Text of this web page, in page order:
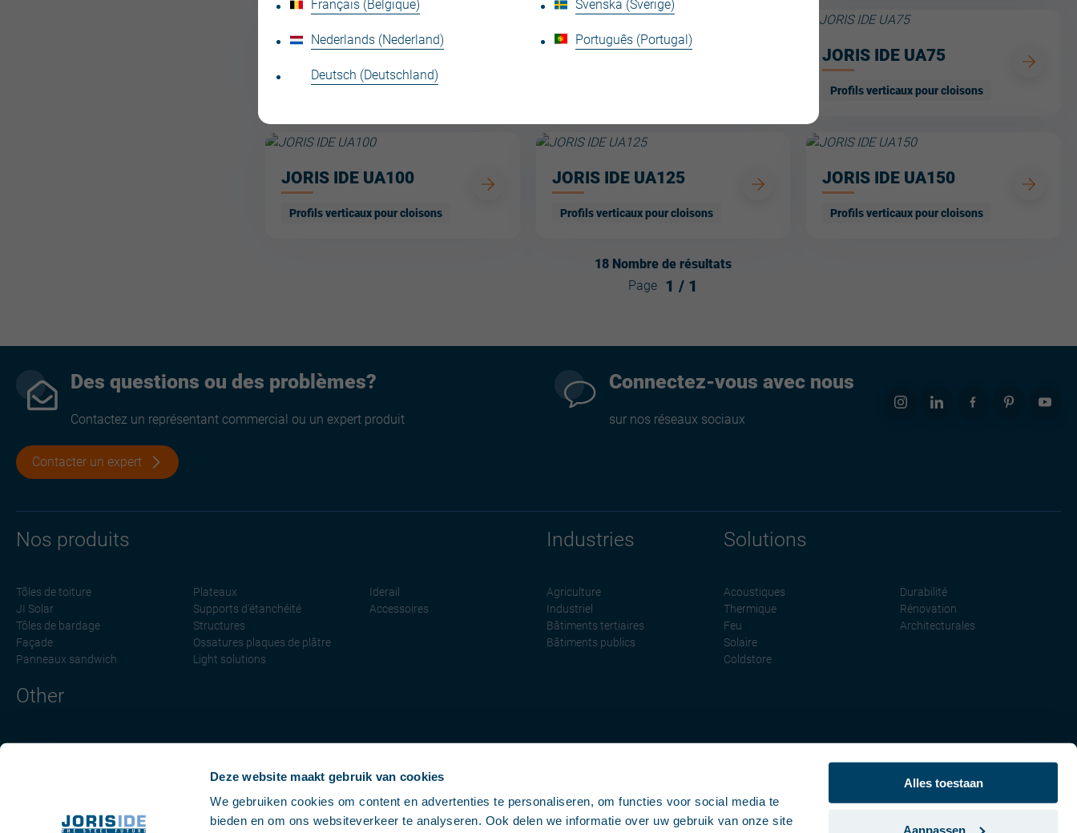
Deze website maakt gebruik van cookies
We gebruiken cookies om content en advertenties te personaliseren, om functies voor social media te
bieden en om ons websiteverkeer te analyseren. Ook delen we informatie over uw gebruik van onze site
Alles toestaan
Aanpassen
Français (Belgique)
Nederlands (Nederland)
Deutsch (Deutschland)
Svenska (Sverige)
Português (Portugal)
JORIS IDE CW15050 JORIS IDE UA50 JORIS IDE UA75
Profils verticaux pour cloisons
JORIS IDE UA100
Profils verticaux pour cloisons
JORIS IDE UA125
Profils verticaux pour cloisons
JORIS IDE UA150
Profils verticaux pour cloisons
18 Nombre de résultats
Page 1 / 1
Des questions ou des problèmes?
Contactez un représentant commercial ou un expert produit
Contacter un expert
Connectez-vous avec nous
sur nos réseaux sociaux
Nos produits
Tôles de toiture
JI Solar
Tôles de bardage
Façade
Panneaux sandwich
Plateaux
Supports d'étanchéité
Structures
Ossatures plaques de plâtre
Light solutions
Iderail
Accessoires
Industries
Agriculture
Industriel
Bâtiments tertiaires
Bâtiments publics
Solutions
Acoustiques
Thermique
Feu
Solaire
Coldstore
Durabilité
Rénovation
Architecturales
Other
Projets